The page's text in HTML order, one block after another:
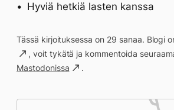
Hyviä hetkiä lasten kanssa
Tässä kirjoituksessa on 29 sanaa. Blogi
, voit tykätä ja kommentoida
Mastodonissa
.